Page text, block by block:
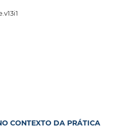
CONTEXTO DA PRÁTICA